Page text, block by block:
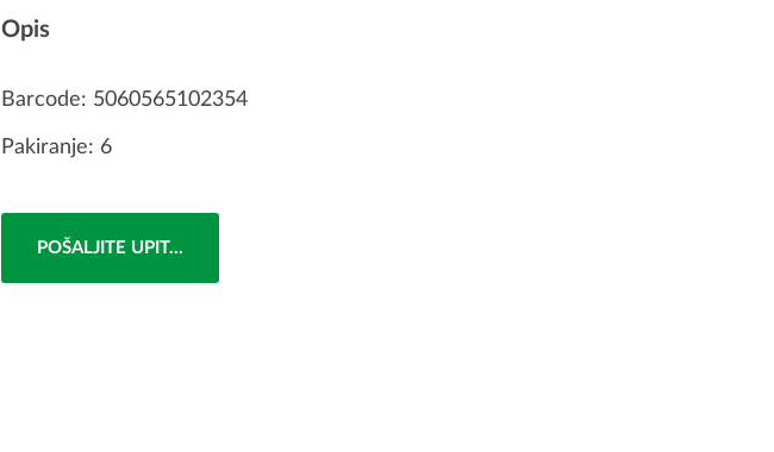
Opis
Barcode: 5060565102354
Pakiranje: 6
POŠALJITE UPIT...